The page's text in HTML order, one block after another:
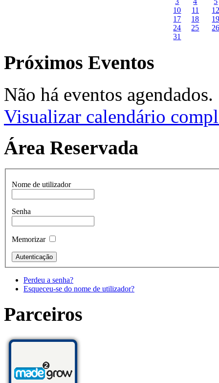
10
11
17
18
24
25
31
Próximos Eventos
Não há eventos agendados.
Visualizar calendário
Área Reservada
Nome de utilizador
Senha
Memorizar
Perdeu a senha?
Esqueceu-se do nome de utilizador?
Parceiros